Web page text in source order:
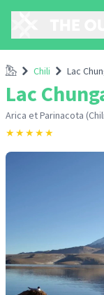
Accueil
Chili Lac
Lac
Arica et Parinacota
★★★★★